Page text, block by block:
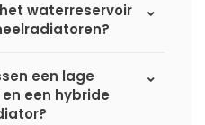
waterreservoir
een lage
een hybride